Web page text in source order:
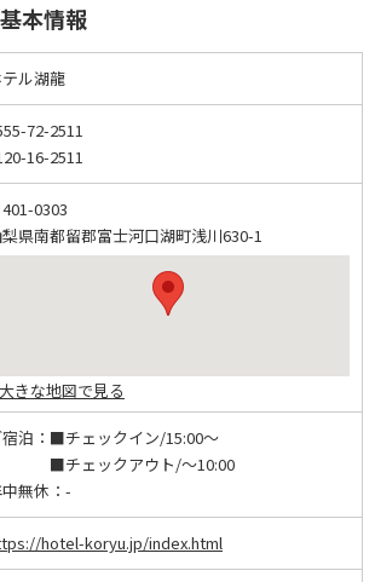
本情報
ル湖龍
72-2511
16-2511
401-0303
県南都留郡富士河口湖町浅川630-1
大きな地図で見る
泊： ■チェックイン/15:00～
■チェックアウト/～10:00
無休： -
hotel-koryu.jp/index.html